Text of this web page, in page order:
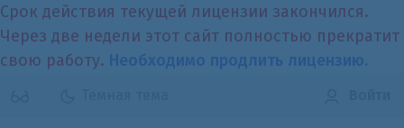
Срок действия текущей лицензии закончился.
Через две недели этот сайт полностью прекратит
свою работу.